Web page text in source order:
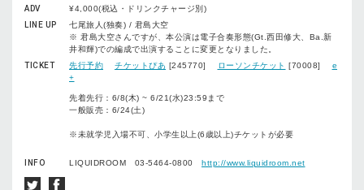
ADV
¥4,000(税込・ドリンクチャージ別)
LINE UP
七尾旅人(独奏) / 君島大空
※ 君島大空さんですが、本公演は電子合奏形態(Gt.西田修大、Ba.新
井和輝)での編成で出演することに変更となりました。
TICKET
先行予約 チケットぴあ [245770] ローソンチケット [70008] e
+
先着先行：6/8(木) ~ 6/21(水)23:59まで
一般販売：6/24(土)
※未就学児入場不可、小学生以上(6歳以上)チケットが必要
INFO LIQUIDROOM 03-5464-0800 http://www.liquidroom.net